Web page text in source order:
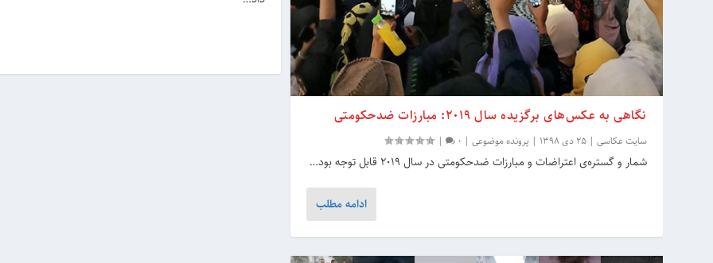
نگاهی به عکس‌های برگزیده سال 2019: مبارزات ضدحکومتی
سایت عکاسی |25 دی 1398 | پرونده موضوعی |
0
|
شمار و گستره‌ی اعتراضات و مبارزات ضدحکومتی در سال 2019 قابل توجه بود…
ادامه مطلب